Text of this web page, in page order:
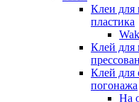
Клеи для
пластика
Клей для
Клей для
погонажа
На